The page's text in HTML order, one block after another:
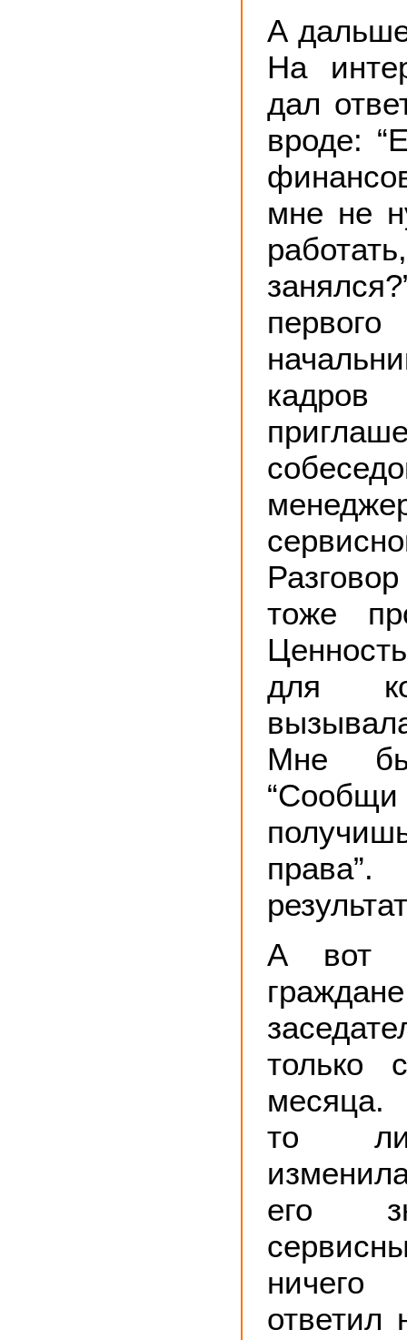
А
На
дал
вроде:
мне не
тоже
для
Мне
“Сообщи
А вот
только
месяца.
то ли
его
ответил